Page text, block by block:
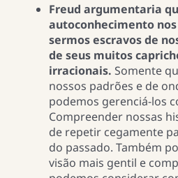
Freud argumentaria
autoconhecimento
sermos escravos de
de seus muitos
irracionais. Somente
nossos padrões e de
podemos gerenciá-los
Compreender nossas
de repetir cegamente
do passado. Também
visão mais gentil e